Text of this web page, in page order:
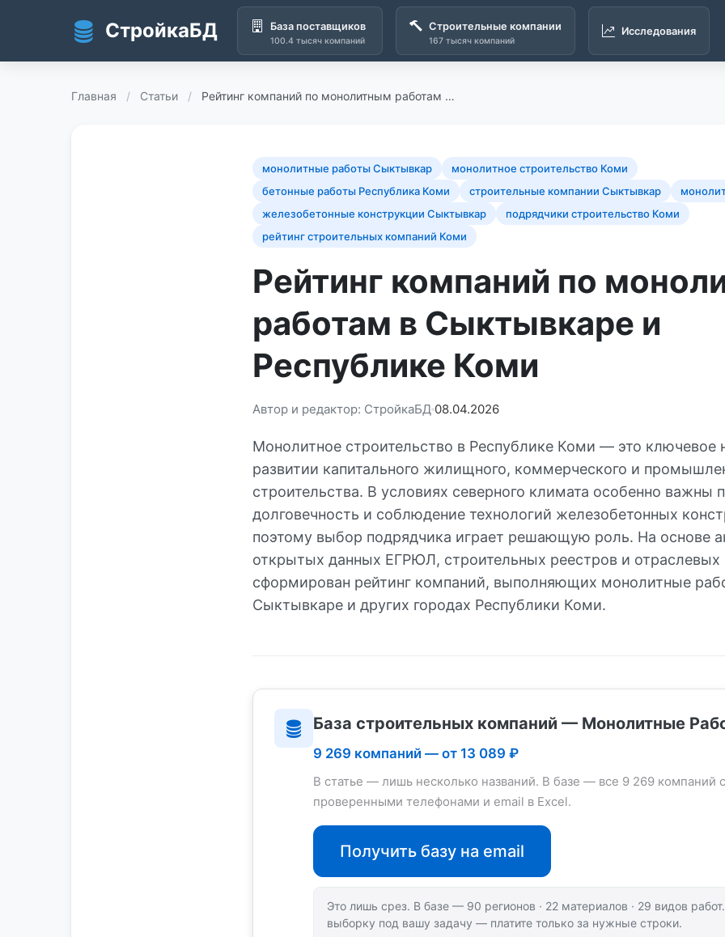
СтройкаБД База поставщиков
100.4 тысяч компаний
Строительные компании
167 тысяч компаний
Исследования
Главная / Статьи / Рейтинг компаний по монолитным работам …
монолитные работы Сыктывкар
монолитное строительство Коми
бетонные работы Республика Коми
строительные компании Сыктывкар
железобетонные конструкции Сыктывкар
подрядчики строительство Коми
рейтинг строительных компаний Коми
Рейтинг компаний по
работам в Сыктывкаре и
Республике Коми
Автор и редактор: СтройкаБД 08.04.2026
Монолитное строительство в Республике Коми — это ключевое
развитии капитального жилищного, коммерческого и
строительства. В условиях северного климата особенно важны
долговечность и соблюдение технологий железобетонных
поэтому выбор подрядчика играет решающую роль. На основе
открытых данных ЕГРЮЛ, строительных реестров и отраслевых
сформирован рейтинг компаний, выполняющих монолитные
Сыктывкаре и других городах Республики Коми.
База строительных компаний — Монолитные
9 269 компаний — от 13 089 ₽
В статье — лишь несколько названий. В базе — все 9 269 компаний с
проверенными телефонами и email в Excel.
Получить базу на email
Это лишь срез. В базе — 90 регионов · 22 материалов · 29 видов
выборку под вашу задачу — платите только за нужные строки.